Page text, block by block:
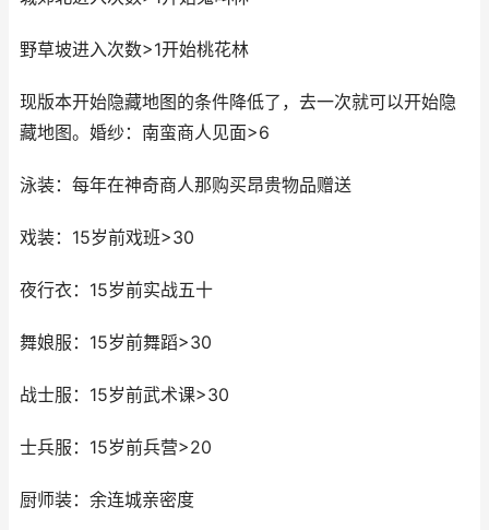
野草坡进入次数>1开始桃花林
现版本开始隐藏地图的条件降低了，去一次就可以开始隐
藏地图。婚纱：南蛮商人见面>6
泳装：每年在神奇商人那购买昂贵物品赠送
戏装：15岁前戏班>30
夜行衣：15岁前实战五十
舞娘服：15岁前舞蹈>30
战士服：15岁前武术课>30
士兵服：15岁前兵营>20
厨师装：余连城亲密度